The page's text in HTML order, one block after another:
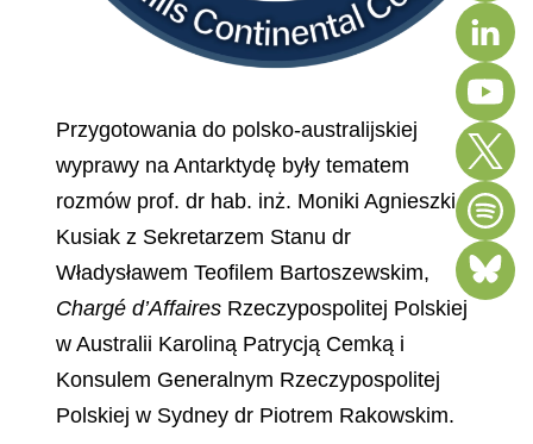
Przygotowania do polsko-australijskiej
wyprawy na Antarktydę były tematem
rozmów prof. dr hab. inż. Moniki Agnieszki
Kusiak z Sekretarzem Stanu dr
Władysławem Teofilem Bartoszewskim,
Chargé d’Affaires Rzeczypospolitej Polskiej
w Australii Karoliną Patrycją Cemką i
Konsulem Generalnym Rzeczypospolitej
Polskiej w Sydney dr Piotrem Rakowskim.